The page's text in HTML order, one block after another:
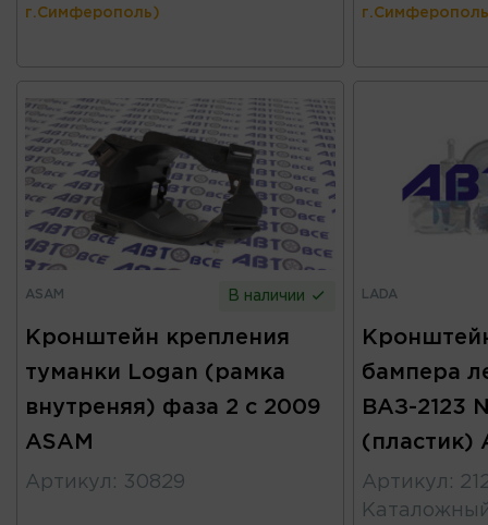
г.Симферополь)
ASAM В наличии
Кронштейн крепления
туманки Logan (рамка
внутреняя) фаза 2 с 2009
ASAM
Артикул : 30829
LADA
бампера
ВАЗ-2123
(пластик)
Артикул :